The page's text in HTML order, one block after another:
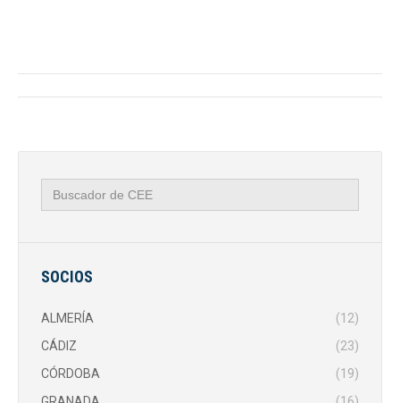
Navegación
entre
publicaciones
Buscar:
SOCIOS
ALMERÍA
(12)
CÁDIZ
(23)
CÓRDOBA
(19)